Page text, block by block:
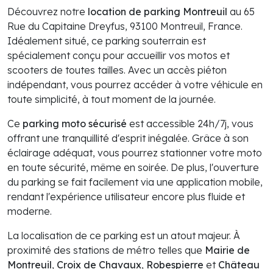
Découvrez notre location de parking Montreuil au 65
Rue du Capitaine Dreyfus, 93100 Montreuil, France.
Idéalement situé, ce parking souterrain est
spécialement conçu pour accueillir vos motos et
scooters de toutes tailles. Avec un accès piéton
indépendant, vous pourrez accéder à votre véhicule en
toute simplicité, à tout moment de la journée.
Ce parking moto sécurisé est accessible 24h/7j, vous
offrant une tranquillité d'esprit inégalée. Grâce à son
éclairage adéquat, vous pourrez stationner votre moto
en toute sécurité, même en soirée. De plus, l'ouverture
du parking se fait facilement via une application mobile,
rendant l'expérience utilisateur encore plus fluide et
moderne.
La localisation de ce parking est un atout majeur. À
proximité des stations de métro telles que Mairie de
Montreuil, Croix de Chavaux, Robespierre et Château